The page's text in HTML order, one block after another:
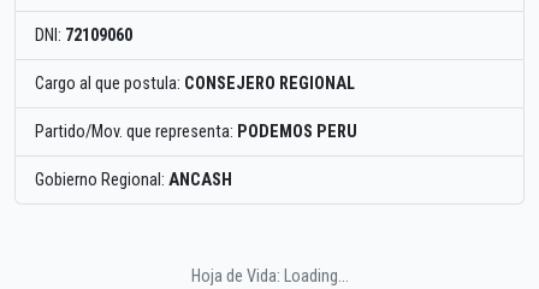
DNI: 72109060
Cargo al que postula: CONSEJERO REGIONAL
Partido/Mov. que representa: PODEMOS PERU
Gobierno Regional: ANCASH
Hoja de Vida: Loading...